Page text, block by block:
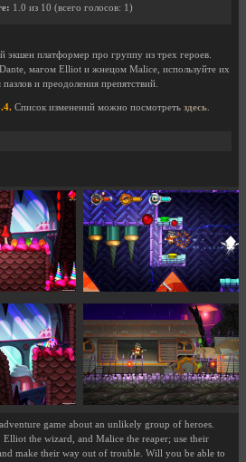
1.0 из 10 (всего голосов: 1)
экшен платформер про группу из трех героев.
магом Elliot и жнецом Malice, используйте их
и преодоления препятствий.
Список изменений можно посмотреть здесь.
game about an unlikely group of heroes.
Elliot the wizard, and Malice the reaper; use their
make their way out of trouble. Will you be able to